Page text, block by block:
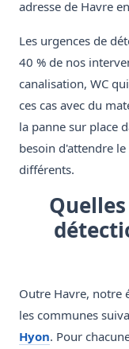
adresse de Havre
Les urgences de
40 % de nos
canalisation, WC
ces cas avec du
la panne sur place
besoin d'attendre
différents.
Outre Havre, notre
les communes
Hyon. Pour